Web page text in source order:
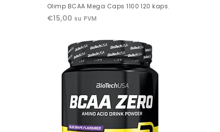
0
of
Olimp BCAA Mega Caps 1100 120 kaps.
€15,00 su PVM